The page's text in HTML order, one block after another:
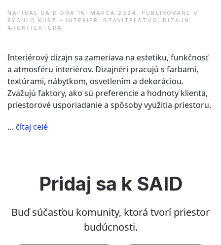
NAPÍSAL SAID DŇA 15. MARCA 2024 . PUBLIKOVANÉ V
RÝCHLO KURZ - INTERIÉR, STAVITEĽSTVO, DIZAJN,
ARCHITEKTÚRA
Interiérový dizajn sa zameriava na estetiku, funkčnosť
a atmosféru interiérov. Dizajnéri pracujú s farbami,
textúrami, nábytkom, osvetlením a dekoráciou.
Zvažujú faktory, ako sú preferencie a hodnoty klienta,
priestorové usporiadanie a spôsoby využitia priestoru.
… čítaj celé“Je
dizajnom
a
interiérovou
architektúrou?”
Pridaj sa k SAID
Buď súčasťou komunity, ktorá tvorí priestor
budúcnosti.